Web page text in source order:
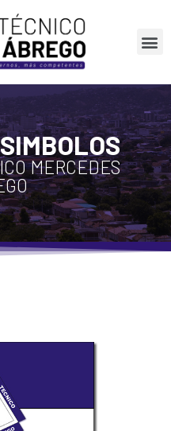
MERCEDES